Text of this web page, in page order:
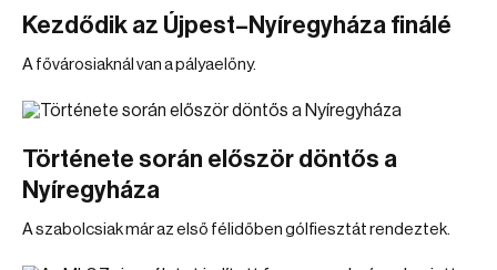
Kezdődik az Újpest–Nyíregyháza finálé
A fővárosiaknál van a pályaelőny.
Története során először döntős a
Nyíregyháza
A szabolcsiak már az első félidőben gólfiesztát rendeztek.